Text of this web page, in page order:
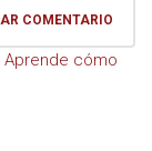
Aprende cómo